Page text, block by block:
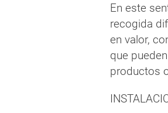
En este
recogida
en valor,
que
productos